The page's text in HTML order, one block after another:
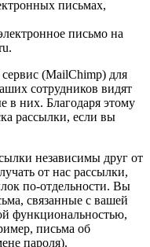
письмах,
письмо на
(MailChimp) для
сотрудников видят
в них. Благодаря этому
рассылки, если вы
независимы друг от
от нас рассылки,
по-отдельности. Вы
связанные с вашей
функциональностью,
письма об
пароля).